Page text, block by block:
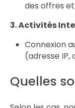
des offres
3. Activités
Connexion
(adresse IP,
Quelles